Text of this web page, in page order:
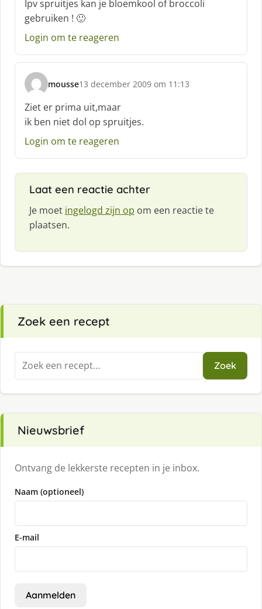
r
e
e
:
Ipv spruitjes kan je bloemkool of broccoli
gebruiken ! 🙂
Login om te reageren
mousse
s
c
h
r
e
:
13 december 2009 om 11:13
Ziet er prima uit,maar
ik ben niet dol op spruitjes.
Login om te reageren
Laat een reactie achter
Je moet ingelogd zijn op om een reactie te
plaatsen.
Zoek een recept
Zoeken
naar:
Zoek
Nieuwsbrief
Ontvang de lekkerste recepten in je inbox.
Naam (optioneel)
E-mail
Aanmelden